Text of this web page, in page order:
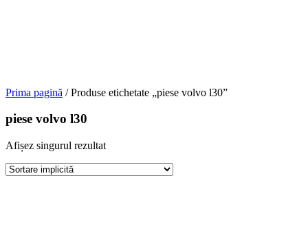
Prima pagină / Produse etichetate „piese volvo l30”
piese volvo l30
Afișez singurul rezultat